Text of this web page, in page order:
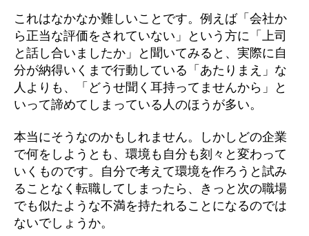
これはなかなか難しいことです。例えば「会社か
ら正当な評価をされていない」という方に「上司
と話し合いましたか」と聞いてみると、実際に自
分が納得いくまで行動している「あたりまえ」な
人よりも、「どうせ聞く耳持ってませんから」と
いって諦めてしまっている人のほうが多い。
本当にそうなのかもしれません。しかしどの企業
で何をしようとも、環境も自分も刻々と変わって
いくものです。自分で考えて環境を作ろうと試み
ることなく転職してしまったら、きっと次の職場
でも似たような不満を持たれることになるのでは
ないでしょうか。